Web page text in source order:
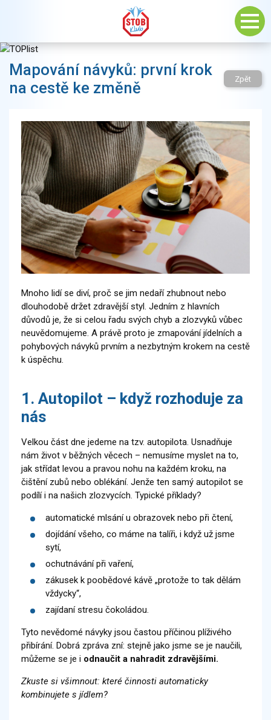
Mapování návyků: první krok
na cestě ke změně
Zpět
Mnoho lidí se diví, proč se jim nedaří zhubnout nebo
dlouhodobě držet zdravější styl. Jedním z hlavních
důvodů je, že si celou řadu svých chyb a zlozvyků vůbec
neuvědomujeme. A právě proto je zmapování jídelních a
pohybových návyků prvním a nezbytným krokem na cestě
k úspěchu.
1. Autopilot – když rozhoduje za
nás
Velkou část dne jedeme na tzv. autopilota. Usnadňuje
nám život v běžných věcech – nemusíme myslet na to,
jak střídat levou a pravou nohu na každém kroku, na
čištění zubů nebo oblékání. Jenže ten samý autopilot se
podílí i na našich zlozvycích. Typické příklady?
automatické mlsání u obrazovek nebo při čtení,
dojídání všeho, co máme na talíři, i když už jsme
sytí,
ochutnávání při vaření,
zákusek k poobědové kávě „protože to tak dělám
vždycky“,
zajídaní stresu čokoládou.
Tyto nevědomé návyky jsou častou příčinou plíživého
přibírání. Dobrá zpráva zní: stejně jako jsme se je naučili,
můžeme se je i odnaučit a nahradit zdravějšími.
Zkuste si všimnout: které činnosti automaticky
kombinujete s jídlem?